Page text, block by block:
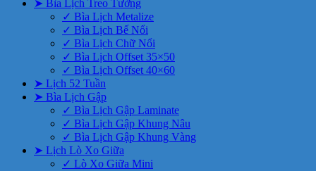
➤ Bìa Lịch Treo Tường
✓ Bìa Lịch Metalize
✓ Bìa Lịch Bế Nổi
✓ Bìa Lịch Chữ Nổi
✓ Bìa Lịch Offset 35×50
✓ Bìa Lịch Offset 40×60
➤ Lịch 52 Tuần
➤ Bìa Lịch Gập
✓ Bìa Lịch Gập Laminate
✓ Bìa Lịch Gập Khung Nâu
✓ Bìa Lịch Gập Khung Vàng
➤ Lịch Lò Xo Giữa
✓ Lò Xo Giữa Mini